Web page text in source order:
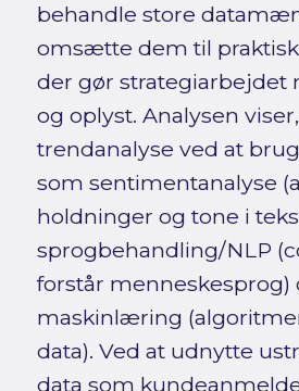
behandle store
omsætte dem til
der gør strategiarbejdet
og oplyst. Analysen
trendanalyse ved at
som sentimentanalyse
holdninger og tone i
sprogbehandling/NLP
forstår menneskesprog)
maskinlæring
data). Ved at udnytte
data som